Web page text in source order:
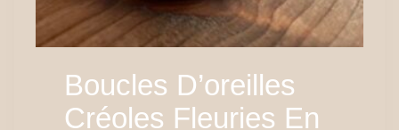
Boucles D’oreilles
Créoles Fleuries En